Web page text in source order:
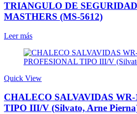
TRIANGULO DE
MASTHERS (MS-5612)
Leer más
Quick View
CHALECO SALVAVIDAS
TIPO III/V (Silvato, Arne